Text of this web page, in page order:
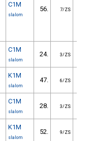
C1M
slalom
56. 7/ZS
C1M
slalom
24. 3/ZS
K1M
slalom
47. 6/ZS
C1M
slalom
28. 3/ZS
K1M
slalom
52. 9/ZS